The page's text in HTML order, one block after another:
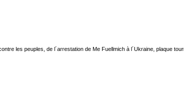
les peuples, de l´arrestation de Me Fuellmich à l´Ukraine, plaque